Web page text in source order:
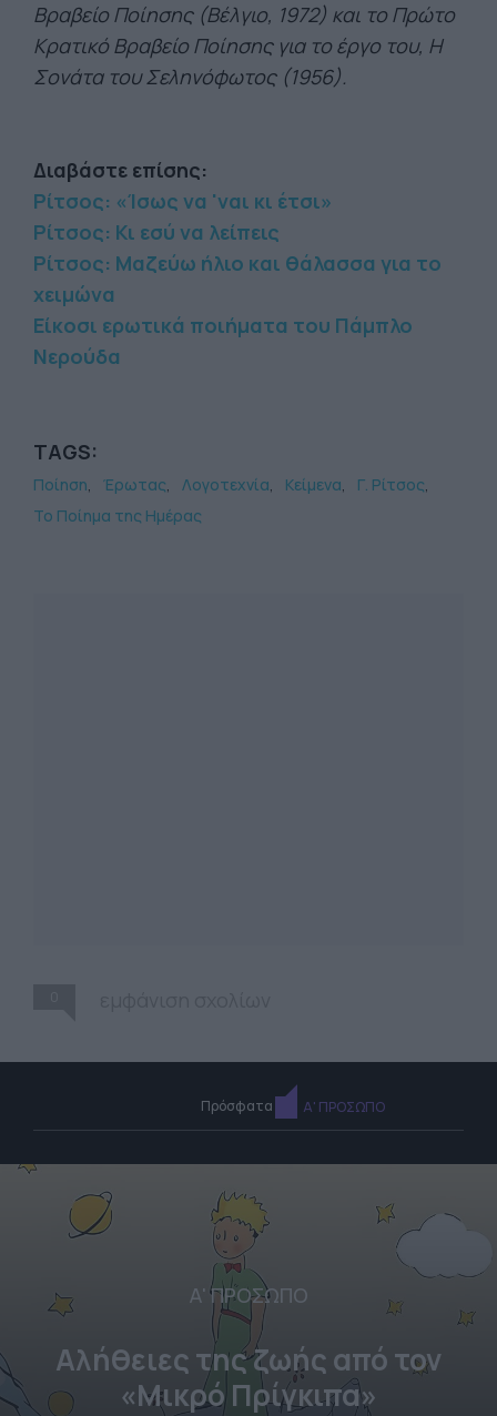
Βραβείο Ποίησης (Βέλγιο, 1972) και το Πρώτο
Κρατικό Βραβείο Ποίησης για το έργο του, Η
Σονάτα του Σεληνόφωτος (1956).
Διαβάστε επίσης:
Ρίτσος: «Ίσως να 'ναι κι έτσι»
Ρίτσος: Κι εσύ να λείπεις
Ρίτσος: Μαζεύω ήλιο και θάλασσα για το
χειμώνα
Είκοσι ερωτικά ποιήματα του Πάμπλο
Νερούδα
TAGS:
Ποίηση Έρωτας Λογοτεχνία Κείμενα
Γ. Ρίτσος
Το Ποίημα της Ημέρας
Πρόσφατα Α' ΠΡΟΣΩΠΟ
Α' ΠΡΟΣΩΠΟ
Αλήθειες της ζωής από τον
«Μικρό Πρίγκιπα»